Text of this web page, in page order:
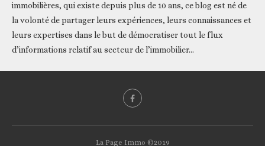
immobilières, qui existe depuis plus de 10 ans, ce blog est né de
la volonté de partager leurs expériences, leurs connaissances et
leurs expertises dans le but de démocratiser tout le flux
d’informations relatif au secteur de l’immobilier...
La Page Immo ©2019